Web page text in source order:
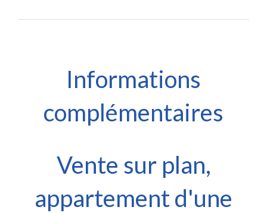
Informations
complémentaires
Vente sur plan,
appartement d'une